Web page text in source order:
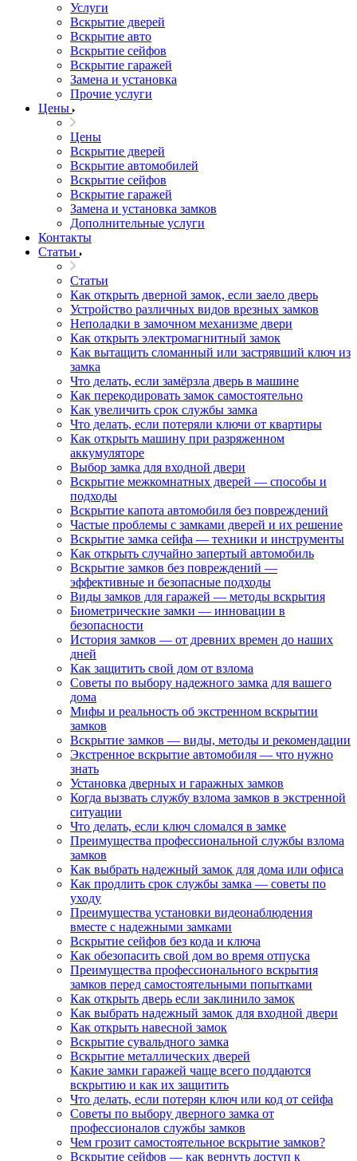
Услуги
Вскрытие дверей
Вскрытие авто
Вскрытие сейфов
Вскрытие гаражей
Замена и установка
Прочие услуги
Цены
Цены
Вскрытие дверей
Вскрытие автомобилей
Вскрытие сейфов
Вскрытие гаражей
Замена и установка замков
Дополнительные услуги
Контакты
Статьи
Статьи
Как открыть дверной замок, если заело дверь
Устройство различных видов врезных замков
Неполадки в замочном механизме двери
Как открыть электромагнитный замок
Как вытащить сломанный или застрявший ключ из
замка
Что делать, если замёрзла дверь в машине
Как перекодировать замок самостоятельно
Как увеличить срок службы замка
Что делать, если потеряли ключи от квартиры
Как открыть машину при разряженном
аккумуляторе
Выбор замка для входной двери
Вскрытие межкомнатных дверей — способы и
подходы
Вскрытие капота автомобиля без повреждений
Частые проблемы с замками дверей и их решение
Вскрытие замка сейфа — техники и инструменты
Как открыть случайно запертый автомобиль
Вскрытие замков без повреждений —
эффективные и безопасные подходы
Виды замков для гаражей — методы вскрытия
Биометрические замки — инновации в
безопасности
История замков — от древних времен до наших
дней
Как защитить свой дом от взлома
Советы по выбору надежного замка для вашего
дома
Мифы и реальность об экстренном вскрытии
замков
Вскрытие замков — виды, методы и рекомендации
Экстренное вскрытие автомобиля — что нужно
знать
Установка дверных и гаражных замков
Когда вызвать службу взлома замков в экстренной
ситуации
Что делать, если ключ сломался в замке
Преимущества профессиональной службы взлома
замков
Как выбрать надежный замок для дома или офиса
Как продлить срок службы замка — советы по
уходу
Преимущества установки видеонаблюдения
вместе с надежными замками
Вскрытие сейфов без кода и ключа
Как обезопасить свой дом во время отпуска
Преимущества профессионального вскрытия
замков перед самостоятельными попытками
Как открыть дверь если заклинило замок
Как выбрать надежный замок для входной двери
Как открыть навесной замок
Вскрытие сувальдного замка
Вскрытие металлических дверей
Какие замки гаражей чаще всего поддаются
вскрытию и как их защитить
Что делать, если потерян ключ или код от сейфа
Советы по выбору дверного замка от
профессионалов службы замков
Чем грозит самостоятельное вскрытие замков?
Вскрытие сейфов — как вернуть доступ к